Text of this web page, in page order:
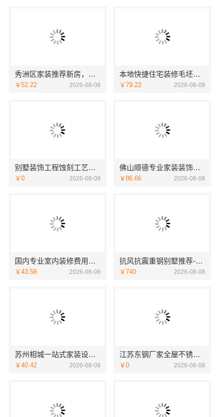
秀洲区家装推荐新房，嘉兴锦居装饰材料有限公司
￥52.22 2026-08-08
本地快捷住宅装修毛坯房本地快装
￥79.22 2026-08-08
别墅装饰工程蚀刻工艺多少钱——江苏东钢金属家居有限公司
￥0 2026-08-08
佛山顺德专业家装装饰，雅居美家一体化服务更靠谱
￥86.66 2026-08-08
国内专业室内装修费用预算，江西圣匠新型环保材料有限公司
￥43.58 2026-08-08
抗风抗震重钢别墅推荐-云南晟构建筑建材有限公司精选
￥740 2026-08-08
苏州相城一站式家装设计多少钱拎包入住-苏州百年豪庭新材料有限公司
￥40.42 2026-08-08
江苏东钢厂家全屋不锈钢定制生产基地兴化江苏东钢金属科技有限公司
￥0 2026-08-08